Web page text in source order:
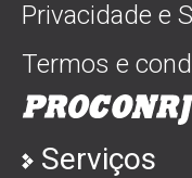
Privacidade e
Termos e
Serviços